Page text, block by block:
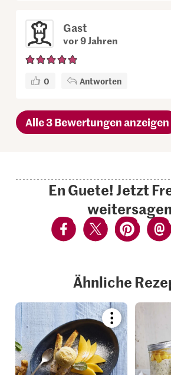
Gast
vor 9 Jahren
0 Antworten
Alle 3 Bewertungen anzeigen
En Guete! Jetzt
Ähnliche
Bookmark
recipe
or
add
it
to